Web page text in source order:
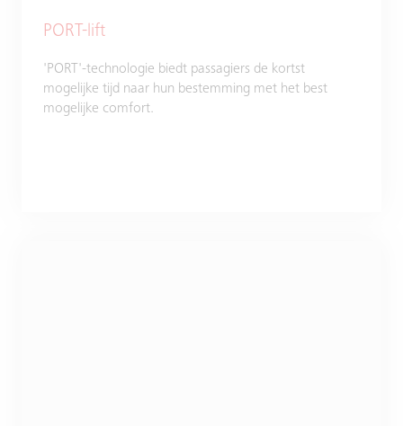
PORT-lift
'PORT'-technologie biedt passagiers de kortst
mogelijke tijd naar hun bestemming met het best
mogelijke comfort.